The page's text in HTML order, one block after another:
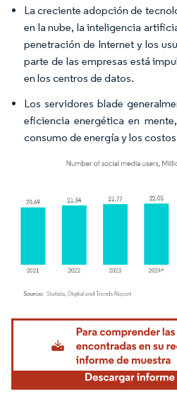
La creciente adopción de
en la nube, la inteligencia
penetración de Internet y los
parte de las empresas está
en los centros de datos.
Los servidores blade
eficiencia energética en
consumo de energía y los
Imagen © Mordor Intelligence. El uso